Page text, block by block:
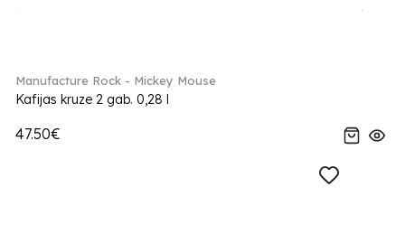
Manufacture Rock - Mickey Mouse
Kafijas kruze 2 gab. 0,28 l
47.50€